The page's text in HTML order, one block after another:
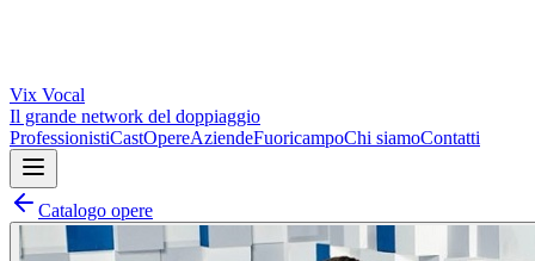
Vix Vocal
Il grande network del doppiaggio
ProfessionistiCastOpereAziendeFuoricampoChi siamoContatti
Catalogo opere